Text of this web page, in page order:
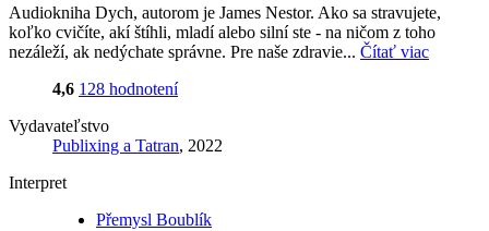
Audiokniha Dych, autorom je James Nestor. Ako sa stravujete,
koľko cvičíte, akí štíhli, mladí alebo silní ste - na ničom z toho
nezáleží, ak nedýchate správne. Pre naše zdravie... Čítať viac
4,6 128 hodnotení
Vydavateľstvo
Publixing a Tatran, 2022
Interpret
Přemysl Boublík